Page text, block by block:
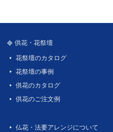
供花・花祭壇
花祭壇のカタログ
花祭壇の事例
供花のカタログ
供花のご注文例
仏花・法要アレンジについて